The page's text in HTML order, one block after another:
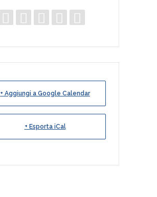
+ Aggiungi a Google Calendar
+ Esporta iCal